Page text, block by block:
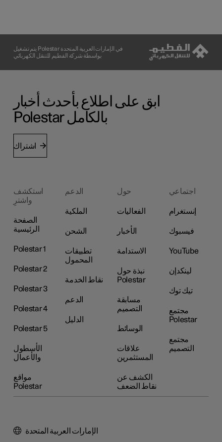
يتم تشغيل Polestar في الإمارات العربية المتحدة
بواسطة شركة الفطيم للتنقل الكهربائي
ابق على اطلاع بأحدث أخبار
Polestar بالكامل
اشتراك
استكشف
واشترِ
الصفحة
الرئيسية
Polestar 1
Polestar 2
Polestar 3
Polestar 4
Polestar 5
الأسطول
والأعمال
مواقع
Polestar
الدعم
الملكية
الشحن
تطبيقات
المحمول
نقاط الخدمة
الدعم
الدليل
حول
الفعاليات
الأخبار
الاستدامة
نبذة حول
Polestar
مسابقة
التصميم
الوسائط
علاقات
المستثمرين
الكشف عن
نقاط الضعف
اجتماعي
إنستغرام
فيسبوك
YouTube
لينكدإن
تيك توك
مجتمع
Polestar
مجتمع
التصميم
الإمارات العربية المتحدة